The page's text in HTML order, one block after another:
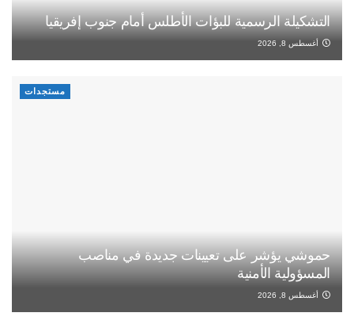
التشكيلة الرسمية للبؤات الأطلس أمام جنوب إفريقيا
أغسطس 8, 2026
مستجدات
حموشي يؤشر على تعيينات جديدة في مناصب
المسؤولية الأمنية
أغسطس 8, 2026